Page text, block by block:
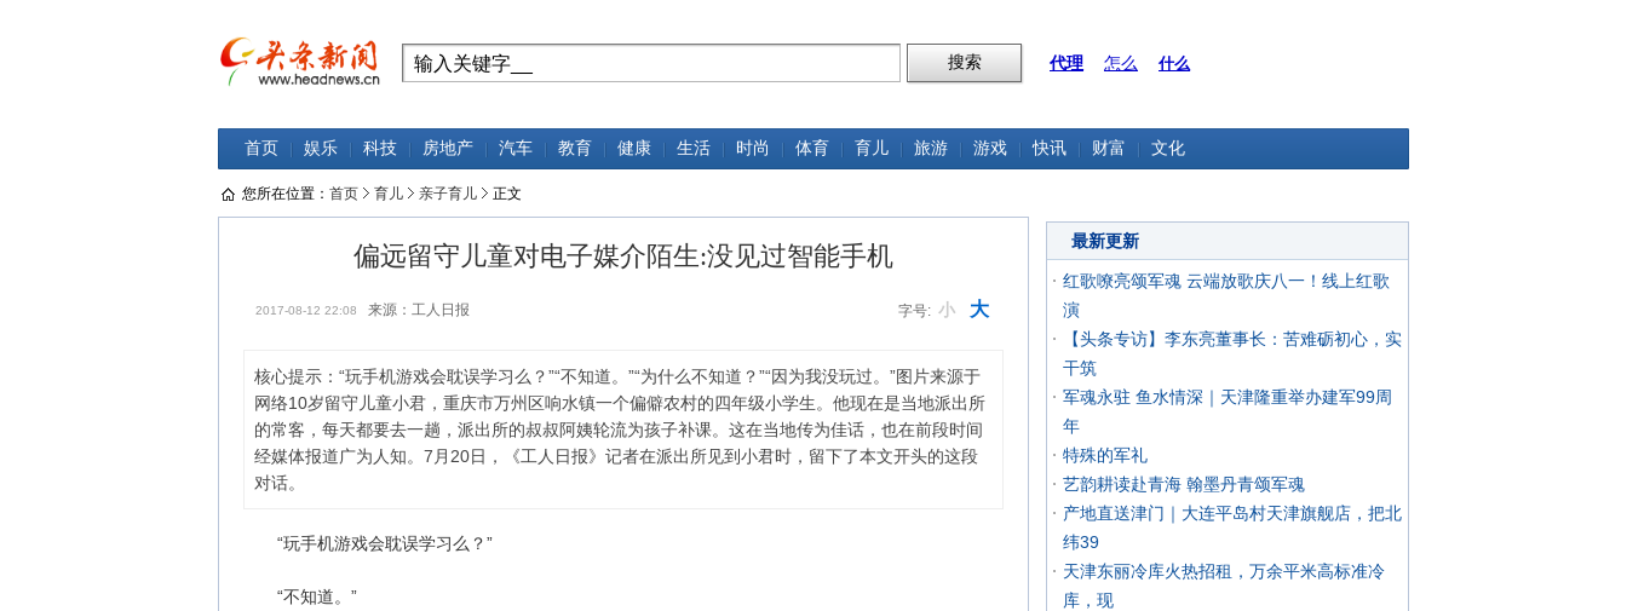
代理 怎么 什么
首页 娱乐 科技 房地产 汽车 教育 健康 生活 时尚 体育 育儿 旅游 游戏 快讯 财富 文化
您所在位置： 首页 育儿 亲子育儿 正文
偏远留守儿童对电子媒介陌生:没见过智能手机
字号: 小 大
2017-08-12 22:08 来源：工人日报
核心提示：“玩手机游戏会耽误学习么？”“不知道。”“为什么不知道？”“因为我没玩过。”图片来源于
网络10岁留守儿童小君，重庆市万州区响水镇一个偏僻农村的四年级小学生。他现在是当地派出所
的常客，每天都要去一趟，派出所的叔叔阿姨轮流为孩子补课。这在当地传为佳话，也在前段时间
经媒体报道广为人知。7月20日，《工人日报》记者在派出所见到小君时，留下了本文开头的这段
对话。
“玩手机游戏会耽误学习么？”
“不知道。”
最新更新
红歌嘹亮颂军魂 云端放歌庆八一！线上红歌
演
【头条专访】李东亮董事长：苦难砺初心，实
干筑
军魂永驻 鱼水情深｜天津隆重举办建军99周
年
特殊的军礼
艺韵耕读赴青海 翰墨丹青颂军魂
产地直送津门｜大连平岛村天津旗舰店，把北
纬39
天津东丽冷库火热招租，万余平米高标准冷
库，现